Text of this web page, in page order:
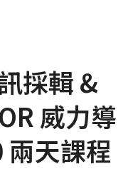
採輯 &
威力導
天課程